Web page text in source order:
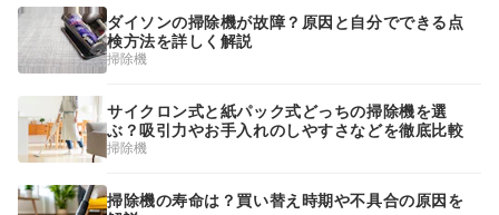
ダイソンの掃除機が故障？原因と自分でできる点
検方法を詳しく解説
掃除機
サイクロン式と紙パック式どっちの掃除機を選
ぶ？吸引力やお手入れのしやすさなどを徹底比較
掃除機
掃除機の寿命は？買い替え時期や不具合の原因を